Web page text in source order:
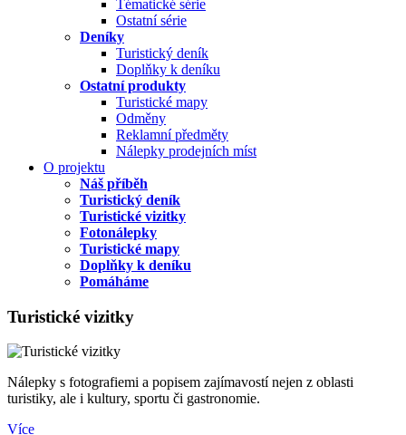
Tématické série
Ostatní série
Deníky
Turistický deník
Doplňky k deníku
Ostatní produkty
Turistické mapy
Odměny
Reklamní předměty
Nálepky prodejních míst
O projektu
Náš příběh
Turistický deník
Turistické vizitky
Fotonálepky
Turistické mapy
Doplňky k deníku
Pomáháme
Turistické vizitky
Nálepky s fotografiemi a popisem zajímavostí nejen z oblasti
turistiky, ale i kultury, sportu či gastronomie.
Více